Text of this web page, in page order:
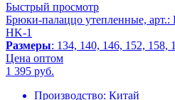
Быстрый просмотр
Брюки-палаццо утепленные,
HK-1
Размеры: 134, 140, 146, 152, 158,
Цена оптом
1 395 руб.
Производство: Китай